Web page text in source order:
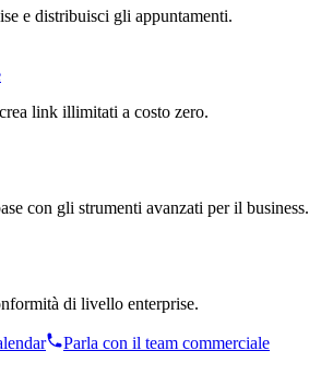
e distribuisci gli appuntamenti.
link illimitati a costo zero.
con gli strumenti avanzati per il business.
di livello enterprise.
Parla con il team commerciale